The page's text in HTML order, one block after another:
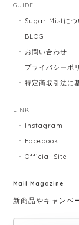
GUIDE
Sugar Mistにつ
BLOG
お問い合わせ
プライバシーポ
特定商取引法に
LINK
Instagram
Facebook
Official Site
Mail Magazine
新商品やキャンペ